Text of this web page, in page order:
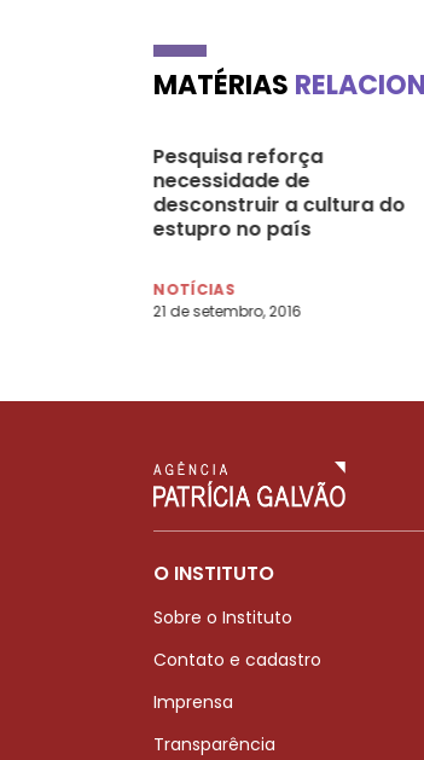
MATÉRIAS
Pesquisa reforça
necessidade de
desconstruir a cultura do
estupro no país
NOTÍCIAS
21 de setembro, 2016
O INSTITUTO
Sobre o Instituto
Contato e cadastro
Imprensa
Transparência